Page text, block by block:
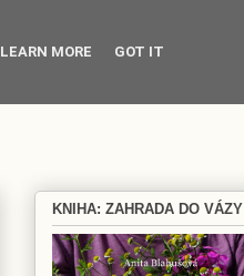
KNIHA: ZAHRADA DO VÁZY
LEARN MORE GOT IT